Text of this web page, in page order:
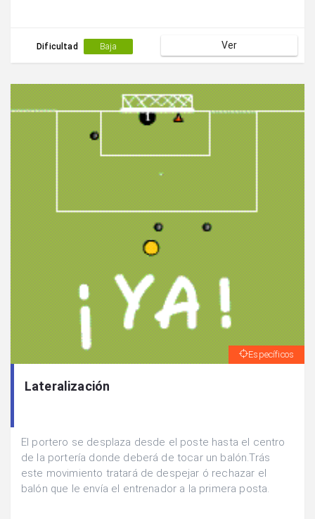
Dificultad Baja Ver
Específicos
Lateralización
El portero se desplaza desde el poste hasta el centro
de la portería donde deberá de tocar un balón.Trás
este movimiento tratará de despejar ó rechazar el
balón que le envía el entrenador a la primera posta.